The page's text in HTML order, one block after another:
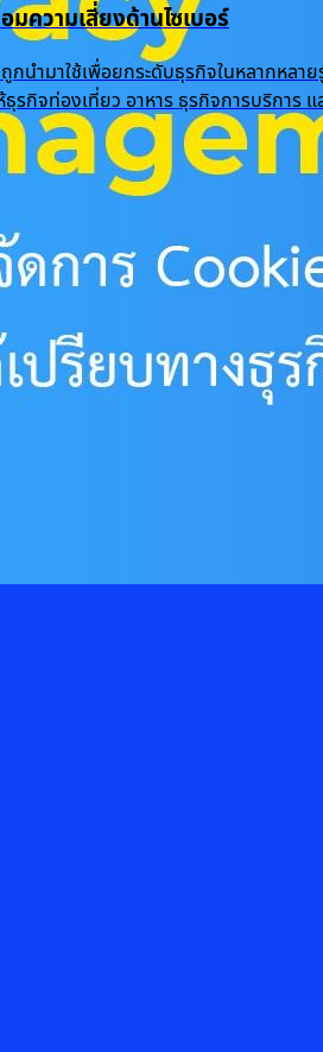
ทุกองค์กร การคุ้มครองข้อมูลส่วนบุคค
มความเสี่ยงด้านไซเบอร์
กนำมาใช้เพื่อยกระดับธุรกิจในหลากห
รกิจท่องเที่ยว อาหาร ธุรกิจการบริการ
สู่ความได้เปรียบทางธุรกิจ